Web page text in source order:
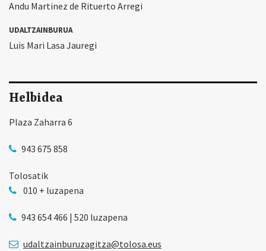
Andu Martinez de Rituerto Arregi
UDALTZAINBURUA
Luis Mari Lasa Jauregi
Helbidea
Plaza Zaharra 6
943 675 858
Tolosatik
010 + luzapena
943 654 466 | 520 luzapena
udaltzainburuzagitza@tolosa.eus